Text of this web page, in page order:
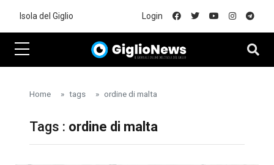
Isola del Giglio Login
Home tags ordine di malta
Tags : ordine di malta